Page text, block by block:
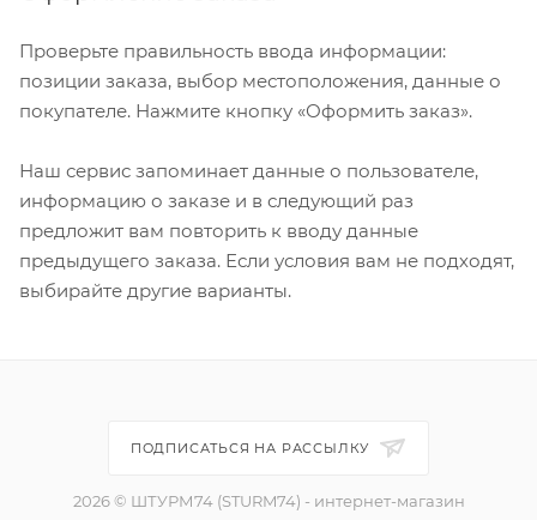
Проверьте правильность ввода информации:
позиции заказа, выбор местоположения, данные о
покупателе. Нажмите кнопку «Оформить заказ».
Наш сервис запоминает данные о пользователе,
информацию о заказе и в следующий раз
предложит вам повторить к вводу данные
предыдущего заказа. Если условия вам не подходят,
выбирайте другие варианты.
ПОДПИСАТЬСЯ НА РАССЫЛКУ
2026 © ШТУРМ74 (STURM74) - интернет-магазин